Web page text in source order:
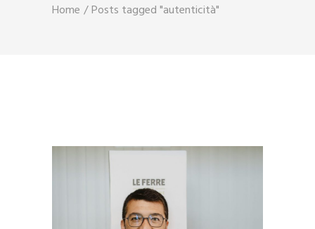
Home Posts tagged "autenticità"